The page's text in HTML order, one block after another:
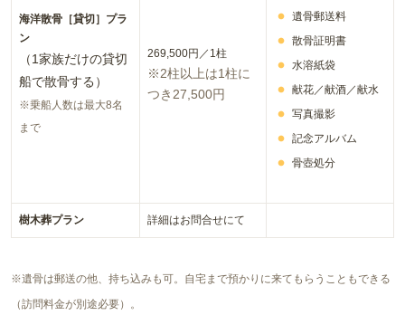
海洋散骨［貸切］プラ
ン
（1家族だけの貸切
船で散骨する）
※乗船人数は最大8名
まで
269,500円／ 1柱
※2柱以上は1柱に
つき 27,500円
遺骨郵送料
散骨証明書
水溶紙袋
献花／献酒／献水
写真撮影
記念アルバム
骨壺処分
樹木葬プラン 詳細はお問合せにて
※遺骨は郵送の他、持ち込みも可。自宅まで預かりに来てもらうこともできる
（訪問料金が別途必要）。